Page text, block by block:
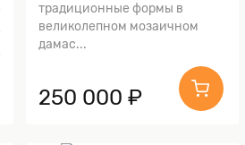
традиционные формы в
великолепном мозаичном
дамас...
250 000 ₽